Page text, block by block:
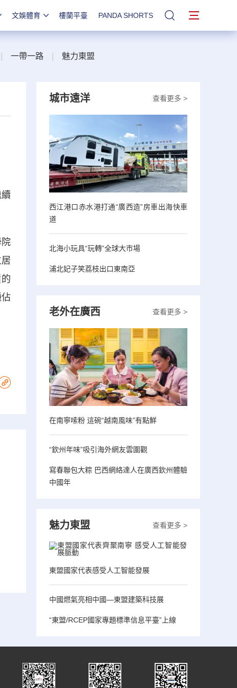
文娛體育 樓蘭平臺 PANDA SHORTS 站內搜索
一帶一路 魅力東盟
查看更多 >
城市遠洋
西江港口赤水港打通“廣西造”房車出海快車
道
北海小玩具“玩轉”全球大市場
浦北妃子笑荔枝出口東南亞
查看更多 >
老外在廣西
在南寧嗦粉 這碗“越南風味”有點鮮
“欽州年味”吸引海外網友雲圍觀
寫春聯包大粽 巴西網絡達人在廣西欽州體驗
中國年
查看更多 >
魅力東盟
東盟國家代表感受人工智能發展
中國燃氣亮相中國—東盟建築科技展
“東盟/RCEP國家專題標準信息平臺”上線